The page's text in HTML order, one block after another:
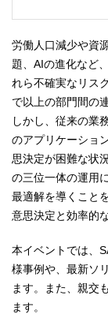
労働人口減少や資
題、AIの進化など
れら不確実なリス
で以上の部門間の
しかし、従来の業
のアプリケーショ
思決定が困難な状
の三位一体の運用
最適解を導くこと
意思決定と効率的
本イベントでは、
様事例や、最新ソ
ます。また、親交
ます。